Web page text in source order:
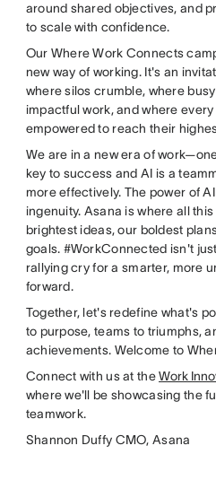
around shared objectives, and
to scale with confidence.
Our Where Work Connects
new way of working. It's an
where silos crumble, where
impactful work, and where
empowered to reach their
We are in a new era of
key to success and AI is a
more effectively. The power of
ingenuity. Asana is where all
brightest ideas, our boldest
goals. #WorkConnected isn't
rallying cry for a smarter, more
forward.
Together, let's redefine what's
to purpose, teams to triumphs,
achievements. Welcome to
Connect with us at theWork
where we'll be showcasing the
teamwork.
Shannon Duffy CMO, Asana